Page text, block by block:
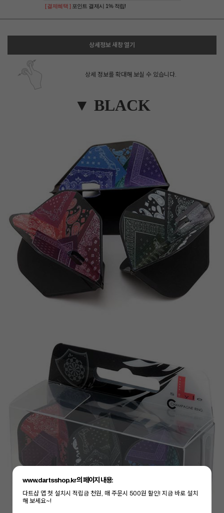
페이코 ID로 페
PAYCO 바로구매
[ 결제혜택 ] 포인트 결제시 1% 적립!
상세정보 새창 열기
상세 정보를 확대해 보실 수 있습니다.
▼ BLACK
www.dartsshop.kr의 페이지 내용:
다트샵 앱 첫 설치시 적립금 천원, 매 주문시 500원 할인! 지금 바로 설치
해 보세요~!